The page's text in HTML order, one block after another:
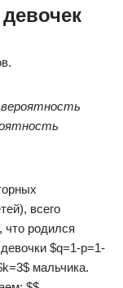
всего
что родился
$q=1-p=1-
мальчика.